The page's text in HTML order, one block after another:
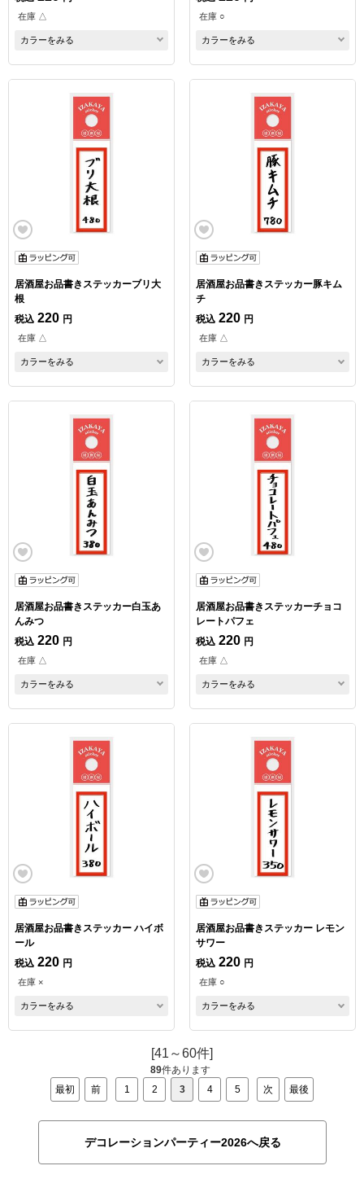
在庫 △
カラーをみる
在庫 ○
カラーをみる
居酒屋お品書きステッカーブリ大
根
税込 220 円
在庫 △
カラーをみる
居酒屋お品書きステッカー豚キム
チ
税込 220 円
在庫 △
カラーをみる
居酒屋お品書きステッカー白玉あ
んみつ
税込 220 円
在庫 △
カラーをみる
居酒屋お品書きステッカーチョコ
レートパフェ
税込 220 円
在庫 △
カラーをみる
居酒屋お品書きステッカー ハイボ
ール
税込 220 円
在庫 ×
カラーをみる
居酒屋お品書きステッカー レモン
サワー
税込 220 円
在庫 ○
カラーをみる
[41～60件]
89件あります
最初
前 1 2 3 4 5 次 最後
デコレーションパーティー2026へ戻る